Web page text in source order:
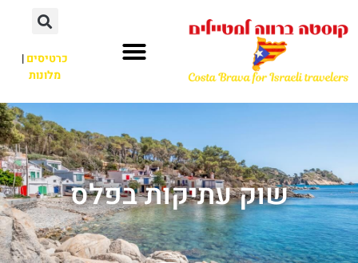
כרטיסים|
מלונות
שוק עתיקות בפלס